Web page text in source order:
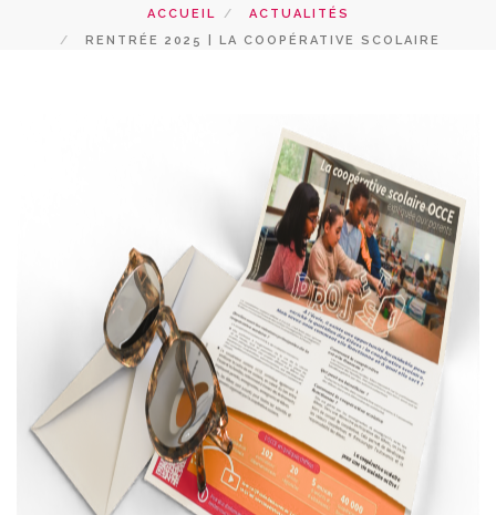
ACCUEIL
ACTUALITÉS
RENTRÉE 2025 | LA COOPÉRATIVE SCOLAIRE